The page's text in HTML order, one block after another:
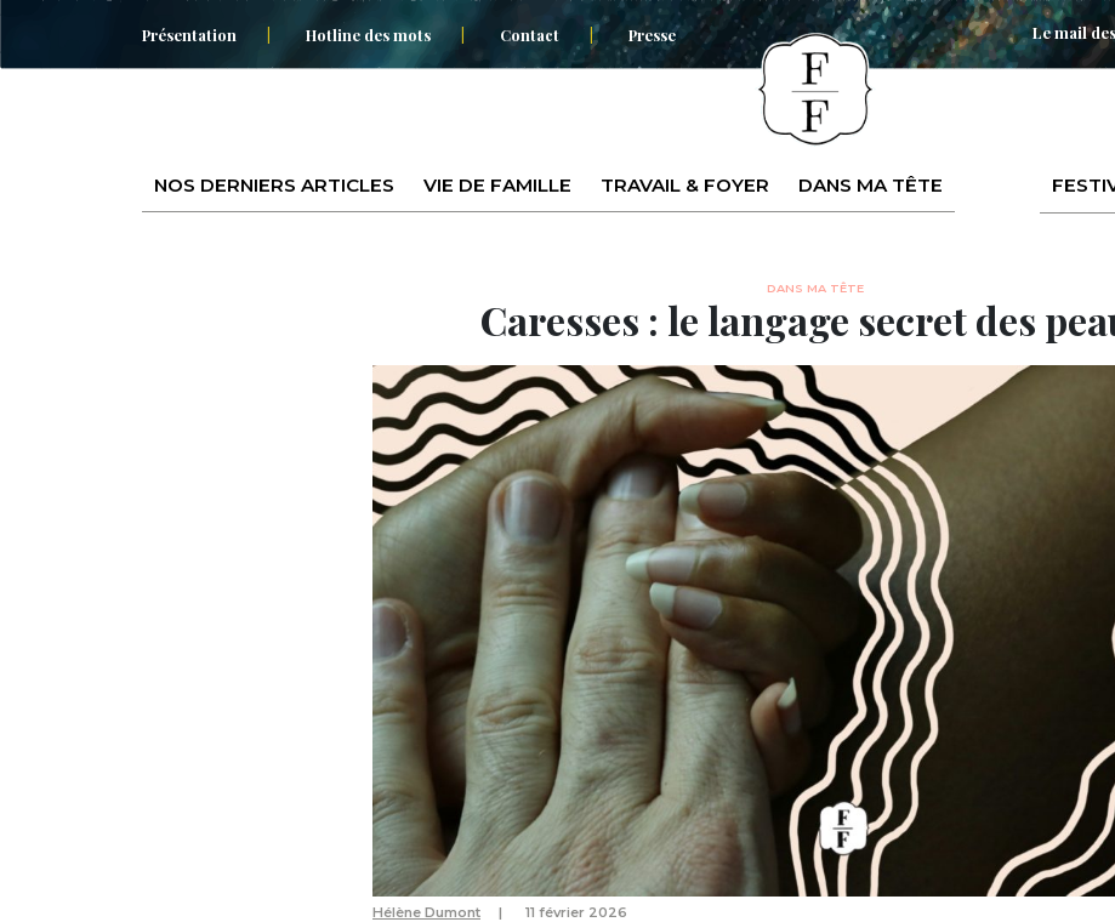
Présentation Hotline des mots Contact Presse Le mail
NOS DERNIERS ARTICLES VIE DE FAMILLE TRAVAIL & FOYER DANS MA TÊTE
DANS MA TÊTE
Caresses : le langage secret des
Hélène Dumont 11 février 2026